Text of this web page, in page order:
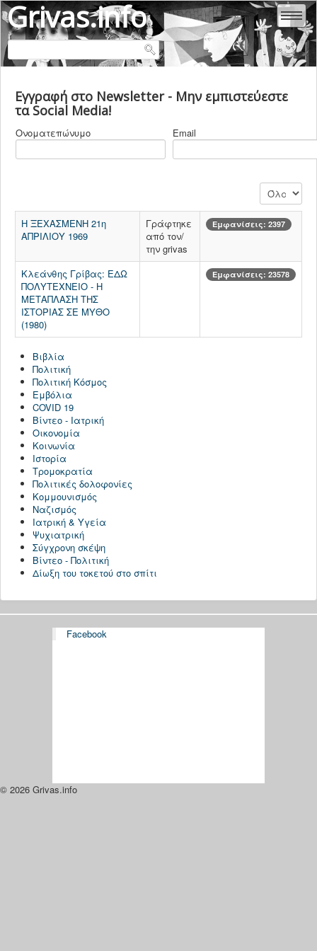
Grivas.info
ΜΑΡΊΑ - ΜΥΡΤΏ ΓΡΊΒΑ
ΒΙΟΓΡΑΦΙΚΑ
ΙΑΤΡΙΚΗ & ΥΓΕΙΑ
ΨΥΧΙΑΤΡΙΚΗ
ΠΟΛΙΤΙΚΗ ΕΛΛΑΔΑ
ΠΟΛΙΤΙΚΗ ΚΟΣΜΟΣ
ΠΟΛΙΤΙΚΕΣ ΔΟΛΟΦΟΝΙΕΣ
ΠΟΛΙΤΙΚΉ - ΕΥΡΏΠΗ
ΚΟΜΜΟΥΝΙΣΜΟΣ
ΣΥΓΧΡΟΝΗ ΣΚΕΨΗ
ΠΟΛΙΤΙΚΗ - ΟΜΙΛΙΕΣ
ΒΙΒΛΙΑ
ΟΙΚΟΝΟΜΙΑ
ΠΌΛΕΜΟΣ ΟΥΚΡΑΝΊΑ
Εγγραφή στο Newsletter - Μην εμπιστεύεστε
τα Social Media!
Ονοματεπώνυμο Email
Εμφάνιση #
Η ΞΕΧΑΣΜΕΝΗ 21η
ΑΠΡΙΛΙΟΥ 1969
Γράφτηκε
από τον/
την grivas
Εμφανίσεις: 2397
Κλεάνθης Γρίβας: ΕΔΩ
ΠΟΛΥΤΕΧΝΕΙΟ - Η
ΜΕΤΑΠΛΑΣΗ ΤΗΣ
ΙΣΤΟΡΙΑΣ ΣΕ ΜΥΘΟ
(1980)
Εμφανίσεις: 23578
Βιβλία
Πολιτική
Πολιτική Κόσμος
Εμβόλια
COVID 19
Βίντεο - Ιατρική
Οικονομία
Κοινωνία
Ιστορία
Τρομοκρατία
Πολιτικές δολοφονίες
Κομμουνισμός
Ναζισμός
Ιατρική & Υγεία
Ψυχιατρική
Σύγχρονη σκέψη
Βίντεο - Πολιτική
Δίωξη του τοκετού στο σπίτι
Facebook
© 2026 Grivas.info